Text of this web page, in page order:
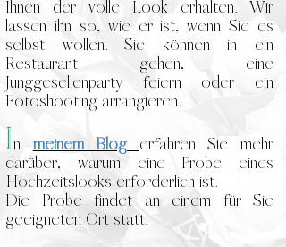
Ihnen der volle Look erhalten. Wir
lassen ihn so, wie er ist, wenn Sie es
selbst wollen. Sie können in ein
Restaurant gehen, eine
Junggesellenparty feiern oder ein
Fotoshooting arrangieren.
Inmeinem Blog
erfahren Sie mehr
darüber, warum eine Probe eines
Hochzeitslooks erforderlich ist.
Die Probe findet an einem für Sie
geeigneten Ort statt.